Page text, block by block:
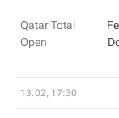
Qatar Total
Open
13.02, 17:30